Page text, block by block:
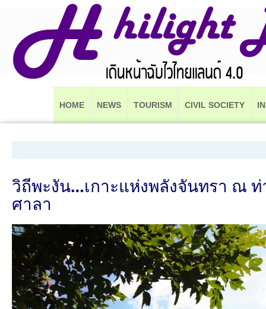
HOME NEWS TOURISM CIVIL SOCIETY
วิถีพะงัน…เกาะแห่งพลังจันทรา ณ ท่
ศาลา